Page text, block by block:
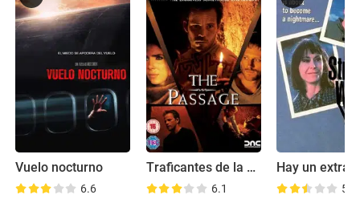
Vuelo nocturno
6.6
Traficantes de la muerte
6.1 5.9